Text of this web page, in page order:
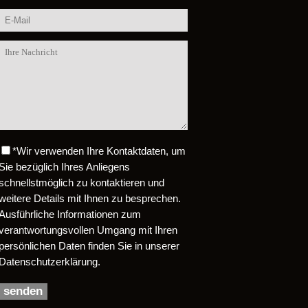
Bitte lasse dieses Feld leer.
*Wir verwenden Ihre Kontaktdaten, um
Sie bezüglich Ihres Anliegens
zu kontaktieren und
Details mit Ihnen zu besprechen.
Informationen zum
Umgang mit Ihren
persönlichen Daten finden Sie in unserer
Datenschutzerklärung.